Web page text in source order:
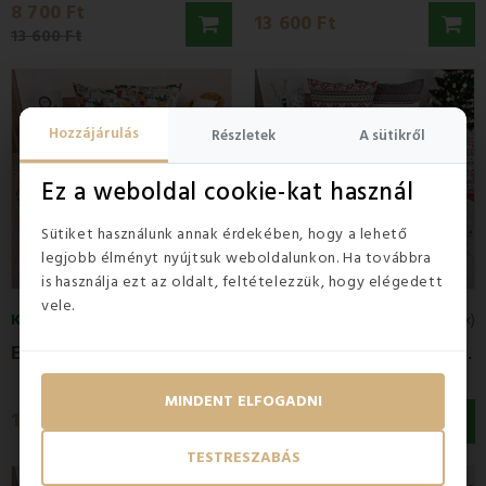
Hozzájárulás Részletek A sütikről
Ez a weboldal cookie-kat használ
Sütiket használunk annak érdekében, hogy a lehető
legjobb élményt nyújtsuk weboldalunkon. Ha továbbra
is használja ezt az oldalt, feltételezzük, hogy elégedett
vele.
TESTRESZABÁS
MINDENT ELFOGADNI
8 700 Ft 13 600 Ft
KÉSZLETEN
13 990 Ft
Karácsonyi pamut ágynemű Domis EMI